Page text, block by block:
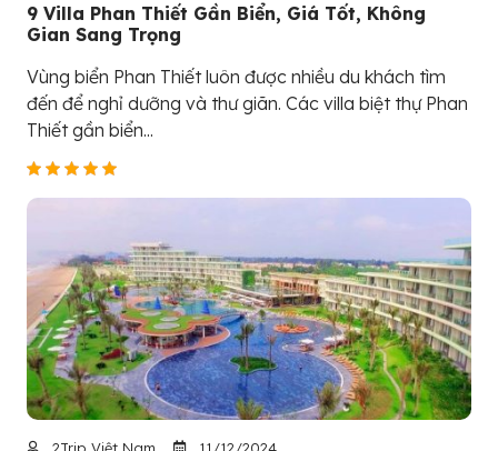
9 Villa Phan Thiết Gần Biển, Giá Tốt, Không
Gian Sang Trọng
Vùng biển Phan Thiết luôn được nhiều du khách tìm
đến để nghỉ dưỡng và thư giãn. Các villa biệt thự Phan
Thiết gần biển...
2Trip Việt Nam 11/12/2024